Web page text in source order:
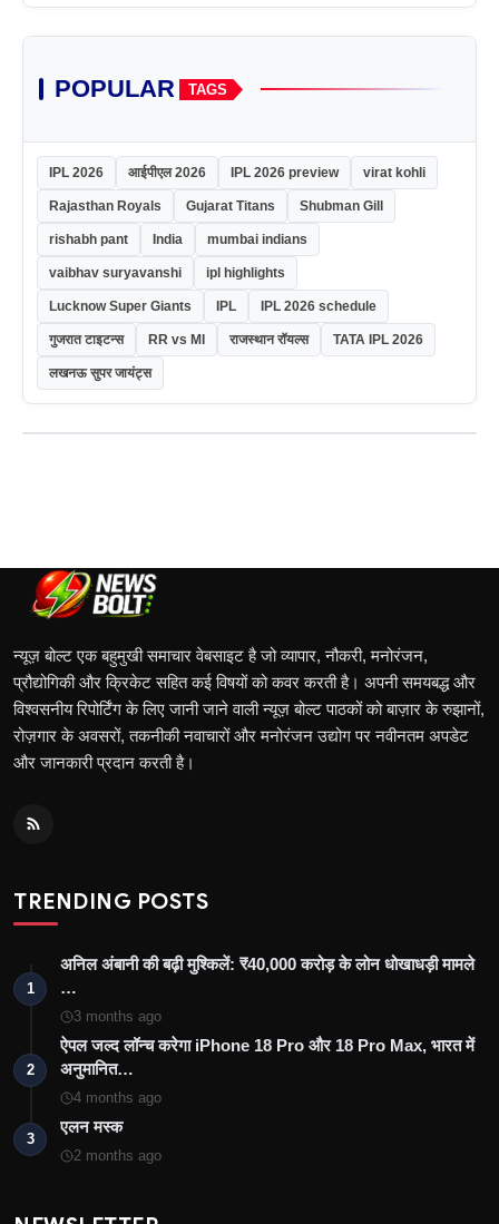
POPULAR TAGS
IPL 2026 आईपीएल 2026 IPL 2026 preview virat kohli
Rajasthan Royals Gujarat Titans Shubman Gill
rishabh pant India mumbai indians
vaibhav suryavanshi ipl highlights
Lucknow Super Giants IPL IPL 2026 schedule
गुजरात टाइटन्स RR vs MI राजस्थान रॉयल्स TATA IPL 2026
लखनऊ सुपर जायंट्स
न्यूज़ बोल्ट एक बहुमुखी समाचार वेबसाइट है जो व्यापार, नौकरी, मनोरंजन,
प्रौद्योगिकी और क्रिकेट सहित कई विषयों को कवर करती है। अपनी समयबद्ध और
विश्वसनीय रिपोर्टिंग के लिए जानी जाने वाली न्यूज़ बोल्ट पाठकों को बाज़ार के रुझानों,
रोज़गार के अवसरों, तकनीकी नवाचारों और मनोरंजन उद्योग पर नवीनतम अपडेट
और जानकारी प्रदान करती है।
TRENDING POSTS
1
अनिल अंबानी की बढ़ी मुश्किलें: ₹40,000 करोड़ के लोन धोखाधड़ी मामले
…
3 months ago
2
ऐपल जल्द लॉन्च करेगा iPhone 18 Pro और 18 Pro Max, भारत में
अनुमानित…
4 months ago
3
एलन मस्क
2 months ago